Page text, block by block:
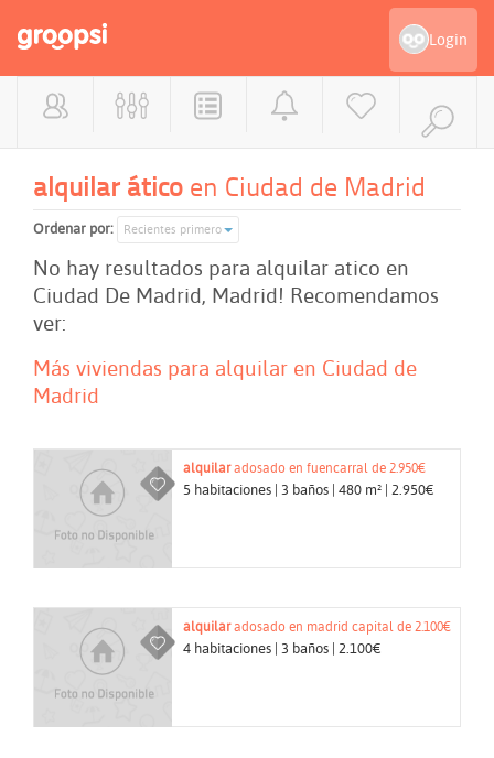
Login
alquilar ático en Ciudad de Madrid
Ordenar por: Recientes primero
No hay resultados para alquilar atico en
Ciudad De Madrid, Madrid! Recomendamos
ver:
Más viviendas para alquilar en Ciudad de
Madrid
alquilaradosado en fuencarral de 2.950€
5 habitaciones | 3 baños | 480 m² | 2.950€
alquilaradosado en madrid capital de 2.100€
4 habitaciones | 3 baños | 2.100€